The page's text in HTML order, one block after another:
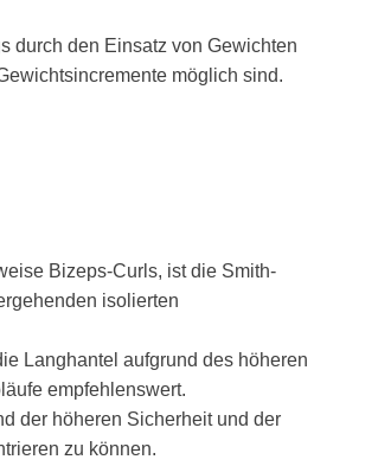
durch den Einsatz von Gewichten
möglich sind.
Bizeps-Curls, ist die Smith-
isolierten
Langhantel aufgrund des höheren
empfehlenswert.
der höheren Sicherheit und der
zu können.